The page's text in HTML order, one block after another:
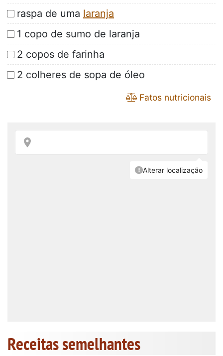
raspa de uma laranja
1 copo de sumo de laranja
2 copos de farinha
2 colheres de sopa de óleo
Fatos nutricionais
Receitas semelhantes